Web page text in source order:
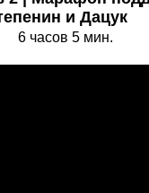
и Дацук
часов 5 мин.